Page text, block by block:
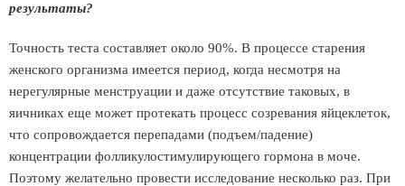
результаты?
Точность теста составляет около 90%. В процессе старения
женского организма имеется период, когда несмотря на
нерегулярные менструации и даже отсутствие таковых, в
яичниках еще может протекать процесс созревания яйцеклеток,
что сопровождается перепадами (подъем/падение)
концентрации фолликулостимулирующего гормона в моче.
Поэтому желательно провести исследование несколько раз. При